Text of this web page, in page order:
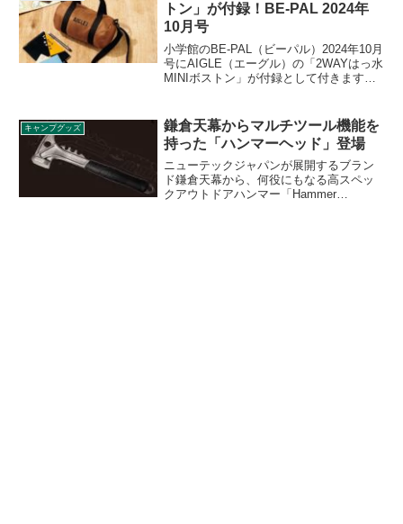
トン」が付録！BE-PAL 2024年
10月号
小学館のBE-PAL（ビーパル）2024年10月
号にAIGLE（エーグル）の「2WAYはっ水
MINIボストン」が付録として付きます。
MINIボストンバッグです。詳細をレビュ
ーします。
キャンプグッズ
鎌倉天幕からマルチツール機能を
持った「ハンマーヘッド」登場
ニューテックジャパンが展開するブラン
ド鎌倉天幕から、何役にもなる高スペッ
クアウトドアハンマー「Hammer